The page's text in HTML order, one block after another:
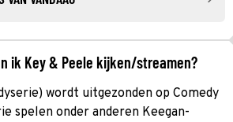
ik Key & Peele kijken/streamen?
wordt uitgezonden op Comedy
spelen onder anderen Keegan-